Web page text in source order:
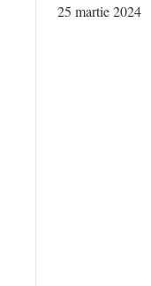
25 martie 2024